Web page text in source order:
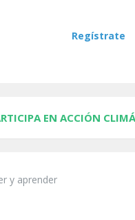
Regístrate
EN ACCIÓN
y aprender